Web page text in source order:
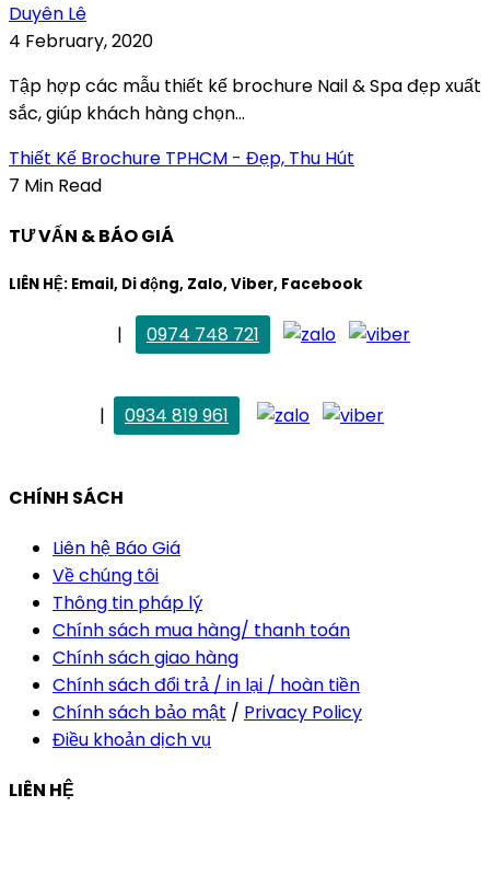
Duyên Lê
4 February, 2020
Tập hợp các mẫu thiết kế brochure Nail & Spa đẹp xuất
sắc, giúp khách hàng chọn...
Thiết Kế Brochure TPHCM - Đẹp, Thu Hút
7 Min Read
TƯ VẤN & BÁO GIÁ
LIÊN HỆ: Email, Di động, Zalo, Viber, Facebook
|
0974 748 721
|
0934 819 961
CHÍNH SÁCH
Liên hệ Báo Giá
Về chúng tôi
Thông tin pháp lý
Chính sách mua hàng/ thanh toán
Chính sách giao hàng
Chính sách đổi trả / in lại / hoàn tiền
Chính sách bảo mật / Privacy Policy
Điều khoản dịch vụ
LIÊN HỆ